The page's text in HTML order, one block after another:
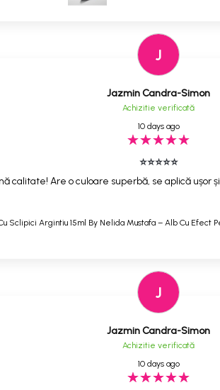
J
Jazmin Candra-Simon
Achizitie verificată
10 days ago
⭐⭐⭐⭐⭐
calitate! Are o culoare superbă, se aplică ușor
Sclipici Argintiu 15ml By Nelida Mustafa – Alb Cu
J
Jazmin Candra-Simon
Achizitie verificată
10 days ago